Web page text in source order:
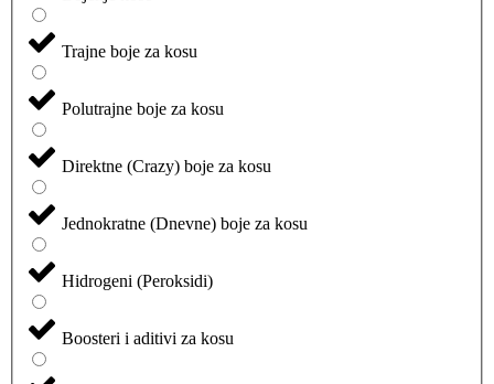
Trajne boje za kosu
Polutrajne boje za kosu
Direktne (Crazy) boje za kosu
Jednokratne (Dnevne) boje za kosu
Hidrogeni (Peroksidi)
Boosteri i aditivi za kosu